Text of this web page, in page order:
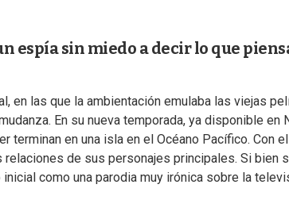
espía sin miedo a decir lo que
en las que la ambientación emulaba las viejas
En su nueva temporada, ya disponible
terminan en una isla en el Océano Pacífico. Con
de sus personajes principales. Si bien
como una parodia muy irónica sobre la